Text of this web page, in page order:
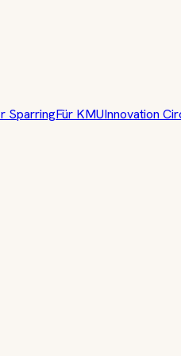
SparringFür KMUInnovation